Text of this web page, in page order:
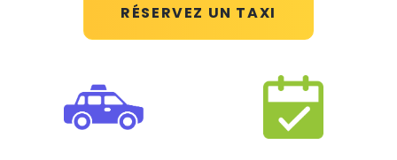
RÉSERVEZ UN TAXI